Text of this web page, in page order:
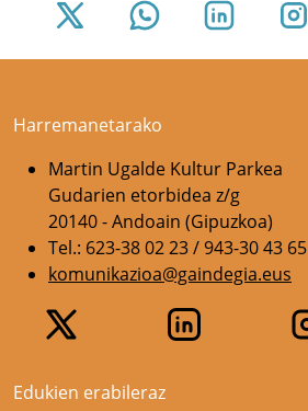
Harremanetarako
Martin Ugalde Kultur Parkea
Gudarien etorbidea z/g
20140 - Andoain (Gipuzkoa)
Tel.: 623-38 02 23 / 943-30 43 65
komunikazioa@gaindegia.eus
Edukien erabileraz